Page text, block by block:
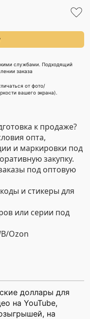
службами. Подходящий
заказа
от фото/
вашего экрана).
к продаже?
опта,
и маркировки под
закупку.
под оптовую
и стикеры для
или серии под
Ozon
доллары для
на YouTube,
на